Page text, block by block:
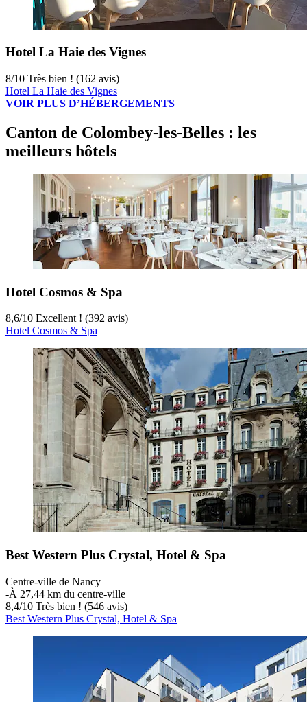
Hotel La Haie des Vignes
8/10 Très bien ! (162 avis)
Hotel La Haie des Vignes
VOIR PLUS D’HÉBERGEMENTS
Canton de Colombey-les-Belles : les
meilleurs hôtels
Hotel Cosmos & Spa
8,6/10 Excellent ! (392 avis)
Hotel Cosmos & Spa
Best Western Plus Crystal, Hotel & Spa
Centre-ville de Nancy
‐À 27,44 km du centre-ville
8,4/10 Très bien ! (546 avis)
Best Western Plus Crystal, Hotel & Spa